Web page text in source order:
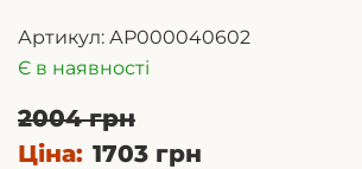
Артикул: АР000040602
Є в наявності
2004 грн
Ціна: 1703 грн